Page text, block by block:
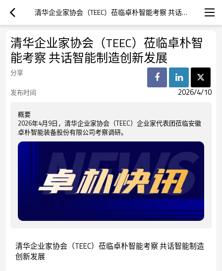
清华企业家协会（TEEC）莅临卓朴智能考察 共话智能制造创新发展
清华企业家协会（TEEC）莅临卓朴智
能考察 共话智能制造创新发展
分享
发布时间
2026/4/10
概要
2026年4月9日，清华企业家协会（TEEC）企业家代表团莅临安徽
卓朴智能装备股份有限公司考察调研。
清华企业家协会（TEEC）莅临卓朴智能考察 共话智能制造
创新发展